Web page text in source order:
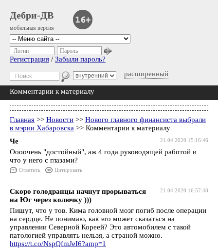
Дебри-ДВ
мобильная версия
расширенный
Логин Пароль
Регистрация / Забыли пароль?
Комментарии к материалу
Главная >> Новости >> Нового главного финансиста выбрали
в мэрии Хабаровска >> Комментарии к материалу
21.04.2020 15:16:46
Че
Оооочень "достойный", аж 4 года руководящей работой и
что у него с глазами?
Ответить Цитировать
21.04.2020 16:57:48
Скоро голодранцы начнут прорываться
на Юг через колючку )))
Пишут, что у тов. Кима головной мозг погиб после операции
на сердце. Не понимаю, как это может сказаться на
управлении Северной Кореей? Это автомобилем с такой
патологией управлять нельзя, а страной можно.
https://t.co/NspQfmJeI6?amp=1